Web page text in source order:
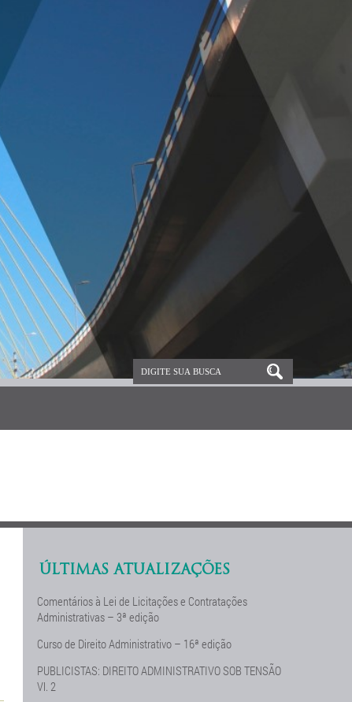
ÚLTIMAS ATUALIZAÇÕES
Comentários à Lei de Licitações e Contratações
Administrativas – 3ª edição
Curso de Direito Administrativo – 16ª edição
PUBLICISTAS: DIREITO ADMINISTRATIVO SOB TENSÃO
Vl. 2